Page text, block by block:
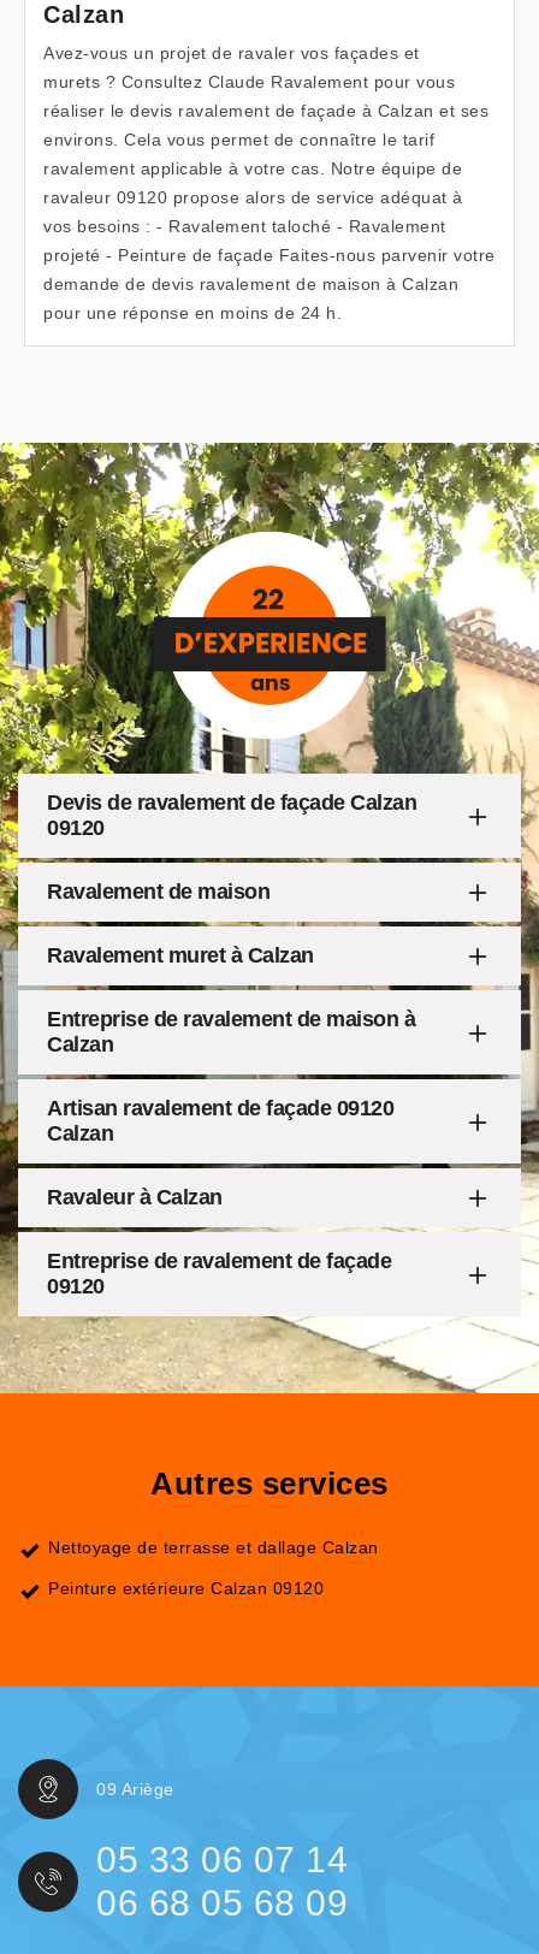
Calzan
Avez-vous un projet de ravaler vos façades et
murets ? Consultez Claude Ravalement pour vous
réaliser le devis ravalement de façade à Calzan et ses
environs. Cela vous permet de connaître le tarif
ravalement applicable à votre cas. Notre équipe de
ravaleur 09120 propose alors de service adéquat à
vos besoins : - Ravalement taloché - Ravalement
projeté - Peinture de façade Faites-nous parvenir votre
demande de devis ravalement de maison à Calzan
pour une réponse en moins de 24 h.
Devis de ravalement de façade Calzan
09120
Ravalement de maison
Ravalement muret à Calzan
Entreprise de ravalement de maison à
Calzan
Artisan ravalement de façade 09120
Calzan
Ravaleur à Calzan
Entreprise de ravalement de façade
09120
Autres services
Nettoyage de terrasse et dallage Calzan
Peinture extérieure Calzan 09120
09 Ariège
05 33 06 07 14
06 68 05 68 09